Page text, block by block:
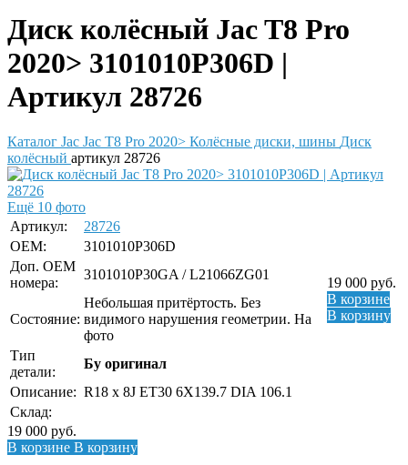
Диск колёсный Jac T8 Pro
2020> 3101010P306D |
Артикул 28726
Каталог Jac Jac T8 Pro 2020> Колёсные диски, шины Диск
колёсный артикул 28726
Ещё 10 фото
Артикул:
28726
19 000 руб.
В корзине
В корзину
OEM:
3101010P306D
Доп. ОЕМ
номера:
3101010P30GA / L21066ZG01
Состояние:
Небольшая притёртость. Без
видимого нарушения геометрии. На
фото
Тип
детали:
Бу оригинал
Описание: R18 x 8J ET30 6X139.7 DIA 106.1
Склад:
19 000 руб.
В корзине В корзину